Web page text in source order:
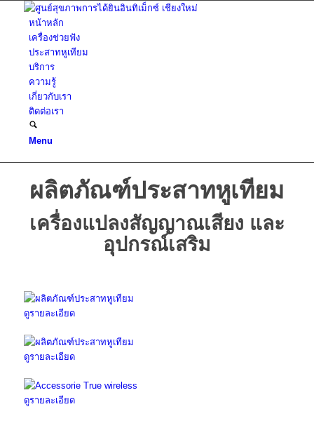
หน้าหลัก
เครื่องช่วยฟัง
ประสาทหูเทียม
บริการ
ความรู้
เกี่ยวกับเรา
ติดต่อเรา
Menu
ผลิตภัณฑ์ประสาทหูเทียม
เครื่องแปลงสัญญาณเสียง และ
อุปกรณ์เสริม
ดูรายละเอียด
ดูรายละเอียด
ดูรายละเอียด